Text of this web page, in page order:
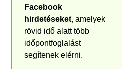
Facebook
hirdetéseket, amelyek
rövid idő alatt több
időpontfoglalást
segítenek elérni.